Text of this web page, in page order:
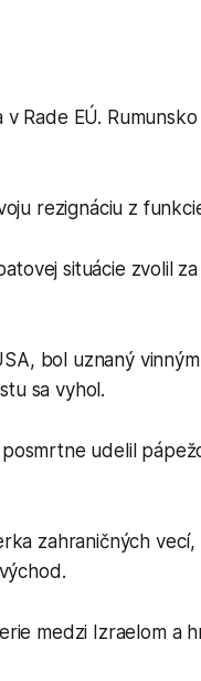
Rade EÚ.
rezignáciu z
situácie zvolil
bol uznaný vinným
sa vyhol.
udelil
zahraničných vecí,
medzi Izraelom a